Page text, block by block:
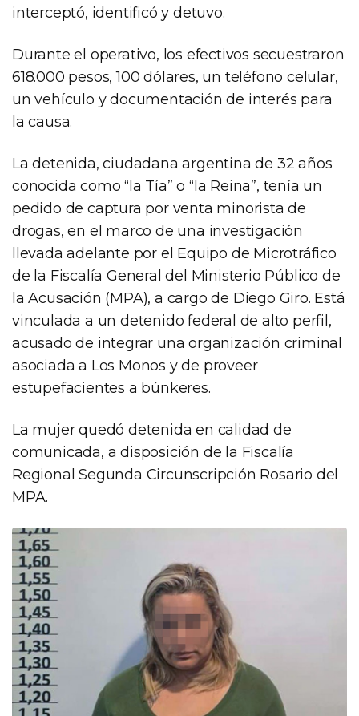
interceptó, identificó y detuvo.
Durante el operativo, los efectivos secuestraron
618.000 pesos, 100 dólares, un teléfono celular,
un vehículo y documentación de interés para
la causa.
La detenida, ciudadana argentina de 32 años
conocida como “la Tía” o “la Reina”, tenía un
pedido de captura por venta minorista de
drogas, en el marco de una investigación
llevada adelante por el Equipo de Microtráfico
de la Fiscalía General del Ministerio Público de
la Acusación (MPA), a cargo de Diego Giro. Está
vinculada a un detenido federal de alto perfil,
acusado de integrar una organización criminal
asociada a Los Monos y de proveer
estupefacientes a búnkeres.
La mujer quedó detenida en calidad de
comunicada, a disposición de la Fiscalía
Regional Segunda Circunscripción Rosario del
MPA.